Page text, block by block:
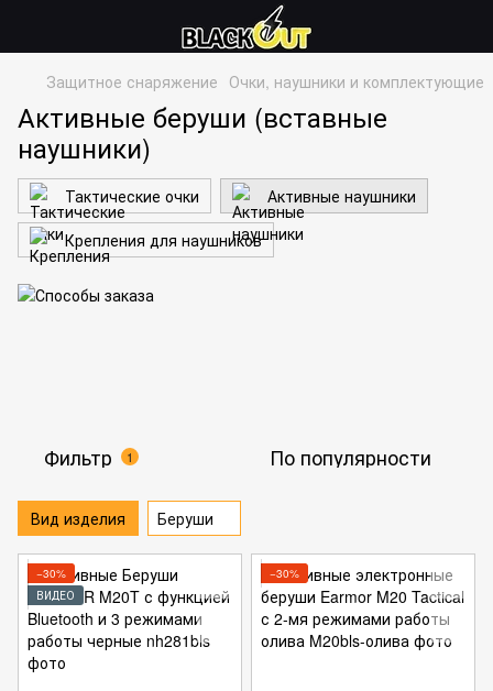
Защитное снаряжение Очки, наушники и комплектующие
Активные беруши (вставные
наушники)
Тактические очки
Активные наушники
Крепления для наушников
Фильтр 1 По популярности
Вид изделия Беруши
−30%
ВИДЕО
−30%